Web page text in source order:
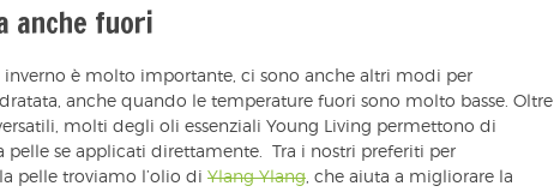
anche fuori
inverno è molto importante, ci sono anche altri modi per
anche quando le temperature fuori sono molto basse. Oltre
molti degli oli essenziali Young Living permettono di
pelle se applicati direttamente. Tra i nostri preferiti per
pelle troviamo l’olio di Ylang Ylang , che aiuta a migliorare la